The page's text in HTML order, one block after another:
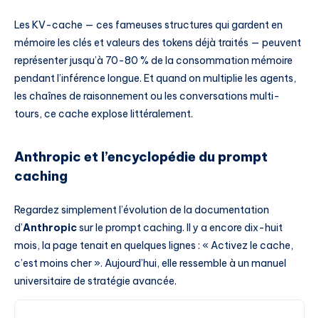
Les KV-cache — ces fameuses structures qui gardent en
mémoire les clés et valeurs des tokens déjà traités — peuvent
représenter jusqu’à 70-80 % de la consommation mémoire
pendant l’inférence longue. Et quand on multiplie les agents,
les chaînes de raisonnement ou les conversations multi-
tours, ce cache explose littéralement.
Anthropic et l’encyclopédie du prompt
caching
Regardez simplement l’évolution de la documentation
d’Anthropicsur le prompt caching. Il y a encore dix-huit
mois, la page tenait en quelques lignes : « Activez le cache,
c’est moins cher ». Aujourd’hui, elle ressemble à un manuel
universitaire de stratégie avancée.